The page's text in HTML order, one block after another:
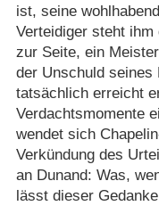
ist, seine
Verteidiger steht ihm
zur Seite, ein
der Unschuld seines
tatsächlich erreicht
Verdachtsmomente
wendet sich
Verkündung des
an Dunand: Was,
lässt dieser